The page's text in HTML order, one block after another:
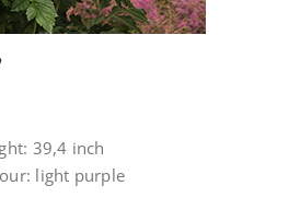
39,4 inch
light purple